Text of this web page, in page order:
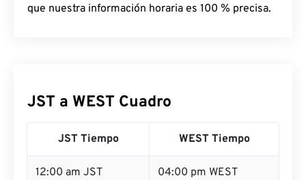
que nuestra información horaria es 100 % precisa.
JST a WEST Cuadro
JST Tiempo WEST Tiempo
12:00 am JST
04:00 pm WEST